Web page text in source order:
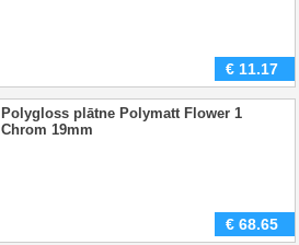
€ 11.17
Polygloss plātne Polymatt Flower 1
Chrom 19mm
€ 68.65